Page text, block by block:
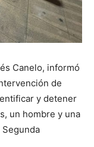
Canelo, informó
de
y detener
un hombre y una